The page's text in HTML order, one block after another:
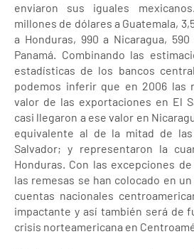
enviaron sus iguales
millones de dólares a Guatemala,
a Honduras, 990 a Nicaragua,
Panamá. Combinando las
estadísticas de los bancos
podemos inferir que en 2006 las
valor de las exportaciones en El
casi llegaron a ese valor en
equivalente al de la mitad de
Salvador; y representaron la
Honduras. Con las excepciones de
las remesas se han colocado en
cuentas nacionales
impactante y así también será de
crisis norteamericana en